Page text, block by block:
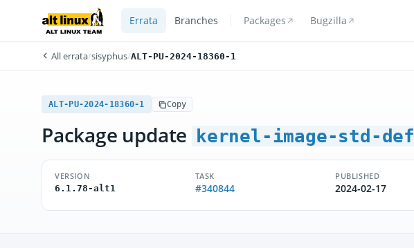
Errata Branches Packages Bugzilla
All errata/sisyphus/ALT-PU-2024-18360-1
ALT-PU-2024-18360-1 Copy
Package update kernel-image-std-def
VERSION
6.1.78-alt1
TASK
#340844
PUBLISHED
2024-02-17